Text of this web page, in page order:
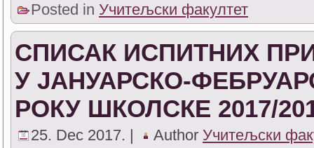
Posted in Учитељски факултет
СПИСАК ИСПИТНИХ
У ЈАНУАРСКО-
РОКУ ШКОЛСКЕ 2017/
25. Dec 2017. | Author Учитељски